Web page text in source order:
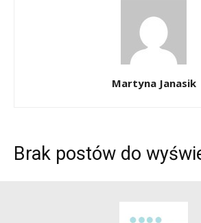
Martyna Janasik
Brak postów do